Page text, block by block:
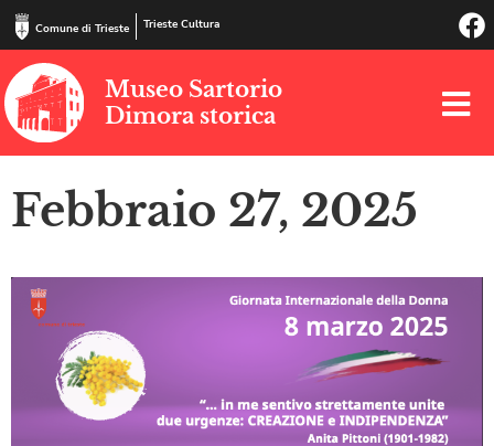
Comune di Trieste Trieste Cultura
Museo Sartorio
Dimora storica
Febbraio 27, 2025